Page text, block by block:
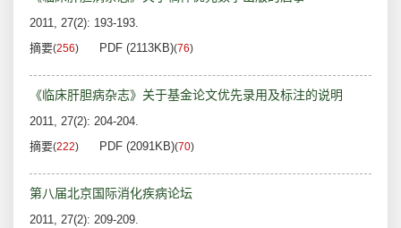
2011, 27(2): 193-193.
摘要(256) PDF (2113KB)(76)
《临床肝胆病杂志》关于基金论文优先录用及标注的说明
2011, 27(2): 204-204.
摘要(222) PDF (2091KB)(70)
第八届北京国际消化疾病论坛
2011, 27(2): 209-209.